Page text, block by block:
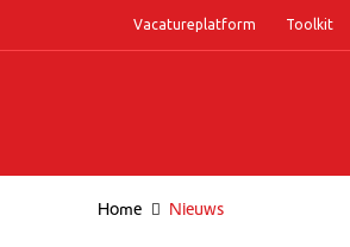
Vacatureplatform Toolkit
Home Nieuws